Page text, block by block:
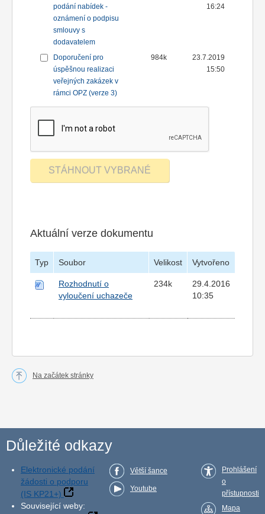
podání nabídek -
oznámení o podpisu
smlouvy s
dodavatelem
16:24
Doporučení pro
úspěšnou realizaci
veřejných zakázek v
rámci OPZ (verze 3)
984k
23.7.2019
15:50
Aktuální verze dokumentu
Typ Soubor Velikost Vytvořeno
Rozhodnutí o
vyloučení uchazeče
234k
29.4.2016
10:35
Na začátek stránky
Důležité odkazy
Elektronické podání
žádosti o podporu
(IS KP21+)
Související weby:
Větší šance
Youtube
Prohlášení
o
přístupnosti
Mapa